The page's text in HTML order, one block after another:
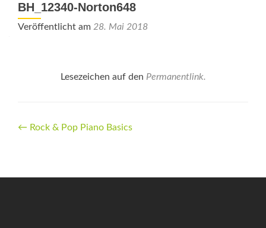
BH_12340-Norton648
Veröffentlicht am 28. Mai 2018
Lesezeichen auf den Permanentlink.
Beitrags-
← Rock & Pop Piano Basics